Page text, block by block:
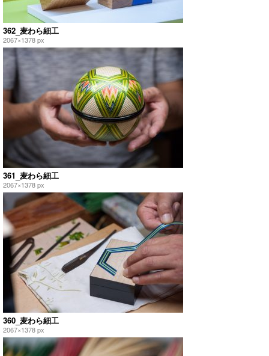
362_麦わら細工
2067×1378 px
361_麦わら細工
2067×1378 px
360_麦わら細工
2067×1378 px